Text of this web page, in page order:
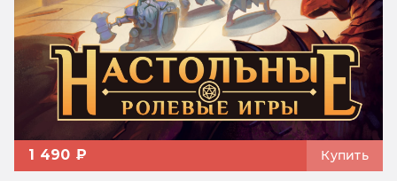
1 490 ₽ Купить